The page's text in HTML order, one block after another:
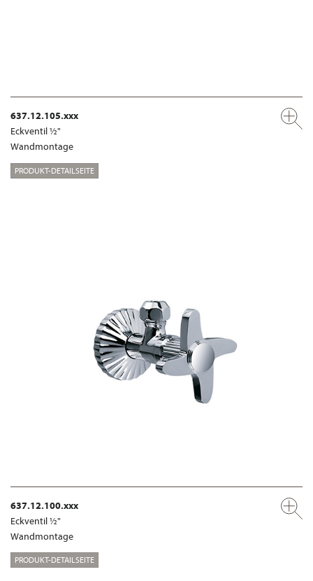
637.12.105.xxx
Eckventil ½"
Wandmontage
PRODUKT-DETAILSEITE
637.12.100.xxx
Eckventil ½"
Wandmontage
PRODUKT-DETAILSEITE